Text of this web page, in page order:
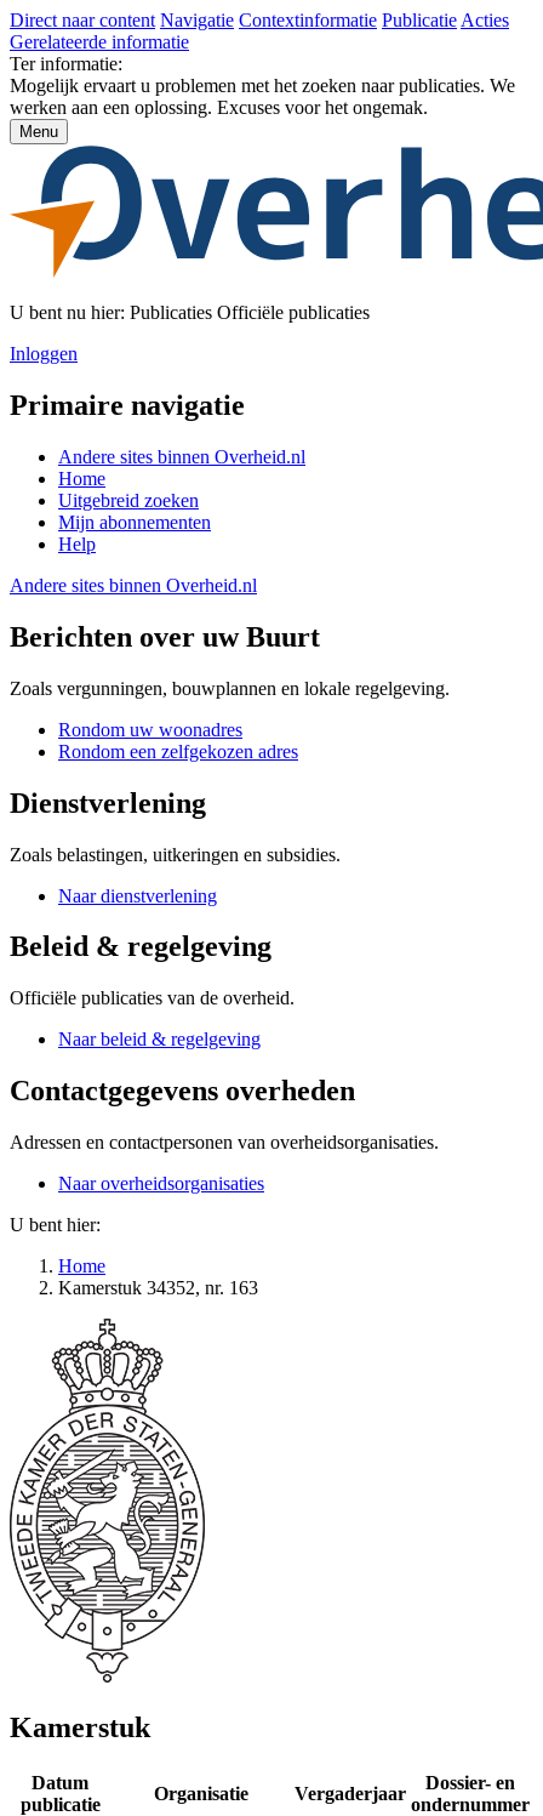
Direct naar content Navigatie Contextinformatie Publicatie Acties
Gerelateerde informatie
Ter informatie:
Mogelijk ervaart u problemen met het zoeken naar publicaties. We
werken aan een oplossing. Excuses voor het ongemak.
Menu
U bent nu hier: Publicaties Officiële publicaties
Inloggen
Primaire navigatie
Andere sites binnen Overheid.nl
Home
Uitgebreid zoeken
Mijn abonnementen
Help
Andere sites binnen Overheid.nl
Berichten over uw Buurt
Zoals vergunningen, bouwplannen en lokale regelgeving.
Rondom uw woonadres
Rondom een zelfgekozen adres
Dienstverlening
Zoals belastingen, uitkeringen en subsidies.
Naar dienstverlening
Beleid & regelgeving
Officiële publicaties van de overheid.
Naar beleid & regelgeving
Contactgegevens overheden
Adressen en contactpersonen van overheidsorganisaties.
Naar overheidsorganisaties
U bent hier:
Home
Kamerstuk 34352, nr. 163
Kamerstuk
Datum
publicatie
Organisatie Vergaderjaar
Dossier- en
ondernummer